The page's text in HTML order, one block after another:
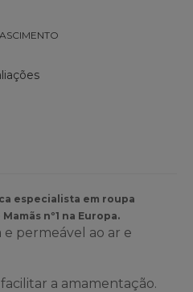
especialista em roupa
nº1 na Europa.
e permeável ao ar e
a amamentação.